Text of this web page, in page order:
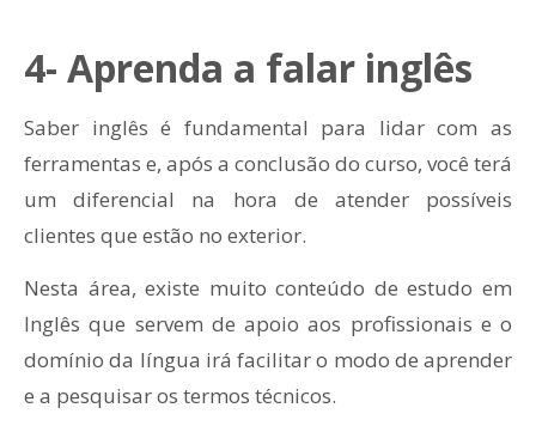
4- Aprenda a falar inglês
Saber inglês é fundamental para lidar com as
ferramentas e, após a conclusão do curso, você terá
um diferencial na hora de atender possíveis
clientes que estão no exterior.
Nesta área, existe muito conteúdo de estudo em
Inglês que servem de apoio aos profissionais e o
domínio da língua irá facilitar o modo de aprender
e a pesquisar os termos técnicos.